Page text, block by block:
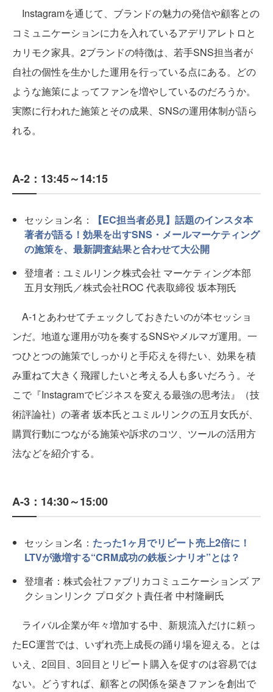
Instagramを通じて、ブランドの魅力の発信や顧客との
コミュニケーションに力を入れているアデリアレトロと
カリモク家具。2ブランドの特徴は、若手SNS担当者が
自社の個性を生かした運用を行っている点にある。どの
ような施策によってファンを増やしているのだろうか。
実際に行われた施策とその成果、SNSの運用体制が語ら
れる。
A-2：13:45～14:15
セッション名：
【EC担当者必見】話題のインスタ本
著者が語る！効果を出すSNS・メールマーケティング
の施策を、最新調査結果と合わせて大公開
登壇者：ユミルリンク株式会社 マーケティング本部
五月女翔氏／株式会社ROC 代表取締役 坂本翔氏
A-1とあわせてチェックしておきたいのが本セッショ
ンだ。地道な運用が功を奏するSNSやメルマガ運用。一
つひとつの施策でしっかりと手応えを得たい、効果を積
み重ねて大きく飛躍したいと考える人も多いだろう。そ
こで『Instagramでビジネスを変える最強の思考法』（技
術評論社）の著者 坂本氏とユミルリンクの五月女氏が、
購買行動につながる施策や訴求のコツ、ツールの活用方
法などを紹介する。
A-3：14:30～15:00
セッション名： たった1ヶ月でリピート売上2倍に！
LTVが激増する“CRM成功の鉄板シナリオ”とは？
登壇者：株式会社ファブリカコミュニケーションズ ア
クションリンク プロダクト責任者 中村隆嗣氏
ライバル企業が年々増加する中、新規流入だけに頼っ
たEC運営では、いずれ売上成長の踊り場を迎える。とは
いえ、2回目、3回目とリピート購入を促すのは容易では
ない。どうすれば、顧客との関係を築きファンを創出で